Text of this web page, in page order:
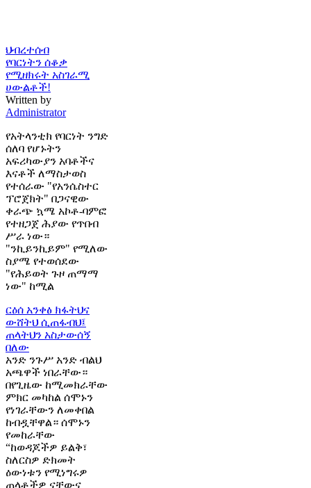
ህብረተሰብ
የባርነትን ሰቆቃ
የሚዘክሩት አስገራሚ
ሀውልቶች!
Written by
Administrator
የአትላንቲክ የባርነት ንግድ
ሰለባ የሆኑትን
አፍሪካውያን አባቶችና
እናቶች ለማስታወስ
የተሰራው "የአንሴስተር
ፕሮጀክት" በጋናዊው
ቀራጭ ኳሜ አኮቶ-ባምፎ
የተዘጋጀ ሕያው የጥበብ
ሥራ ነው።
"ንኪይንኪይም" የሚለው
ስያሜ የተወሰደው
"የሕይወት ጉዞ ጠማማ
ነው" ከሚል
ርዕሰ አንቀፅ ክፋትህና
ውሸትህ ሲጠፋብህ፤
ጠላትህን አስታውሰኝ
በለው
አንድ ንጉሥ አንድ ብልህ
አጫዋች ነበራቸው።
በየጊዜው ከሚመክራቸው
ምክር መካከል ሰሞኑን
የነገራቸውን ለመቀበል
ከብዷቸዋል። ሰሞኑን
የመከራቸው
“ከወዳጆችዎ ይልቅ፣
ስለርስዎ ድክመት
ዕውነቱን የሚነግሩዎ
ጠላቶችዎ ናቸውና